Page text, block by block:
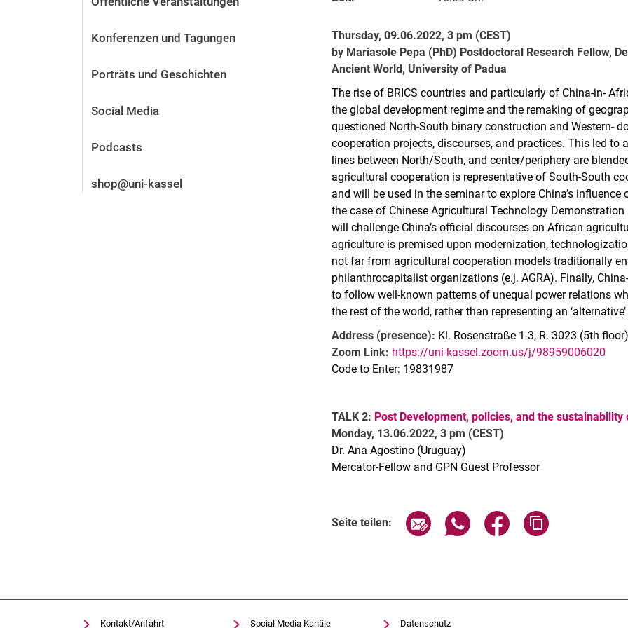
Stellenangebote
Alum­ni und Freunde
Kontakt und Standorte
Konferenzen und Tagungen
Porträts und Geschichten
Social Media
Podcasts
shop@uni-kassel
Thursday, 09.06.2022, 3 pm (CEST)
by Mariasole Pepa (PhD) Postdoctoral Research Fellow,
Ancient World, University of Padua
The rise of BRICS countries and particularly of China-in-
the global development regime and the remaking of
questioned North-South binary construction and Western-
cooperation projects, discourses, and practices. This led
lines between North/South, and center/periphery are
agricultural cooperation is representative of South-South
and will be used in the seminar to explore China’s
the case of Chinese Agricultural Technology
will challenge China’s official discourses on African
agriculture is premised upon modernization,
not far from agricultural cooperation models traditionally
philanthrocapitalist organizations (e.j. AGRA). Finally,
to follow well-known patterns of unequal power relations
the rest of the world, rather than representing an
Address (presence): Kl. Rosenstraße 1-3, R. 3023 (5th floor)
Zoom Link: https://uni-kassel.zoom.us/j/98959006020
Code to Enter: 19831987
TALK 2: Post Development, policies, and the sustainability
Monday, 13.06.2022, 3 pm (CEST)
Dr. Ana Agostino (Uruguay)
Mercator-Fellow and GPN Guest Professor
Seite teilen: Seite über E-Mail teilen
Seite über WhatsApp teilen
Seite über Facebook
Kontakt/Anfahrt Social Media Kanäle Datenschutz